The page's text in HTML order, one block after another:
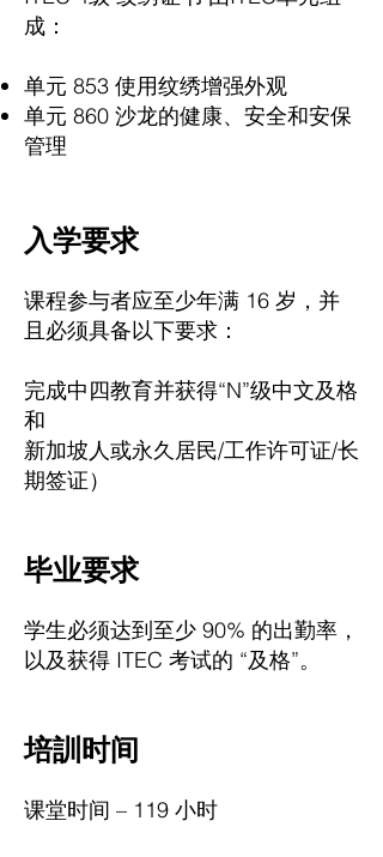
成：
单元 853 使用纹绣增强外观
单元 860 沙龙的健康、安全和安保
管理
入学要求
课程参与者应至少年满 16 岁，并
且必须具备以下要求：
完成中四教育并获得“N”级中文及格
和
新加坡人或永久居民/工作许可证/长
期签证）
毕业要求
学生必须达到至少 90% 的出勤率，
以及获得 ITEC 考试的 “及格”。
培訓时间
课堂时间 – 119 小时